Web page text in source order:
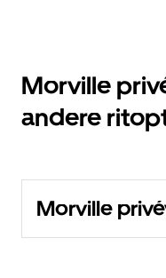
Morville
andere
Morville